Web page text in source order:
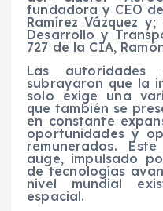
fundadora y CEO
Ramírez Vázquez
Desarrollo y
727 de la CIA,
Las autoridades
subrayaron que la
solo exige una
que también se
en constante
oportunidades y
remunerados.
auge, impulsado
de tecnologías
nivel mundial
espacial.